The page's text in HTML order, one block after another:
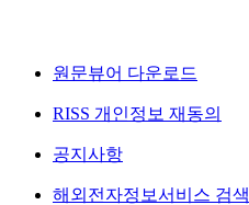
원문뷰어 다운로드
RISS 개인정보 재동의
공지사항
해외전자정보서비스 검색